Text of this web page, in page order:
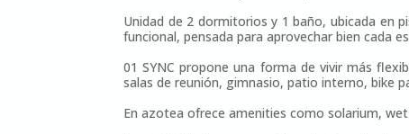
Unidad de 2 dormitorios y 1 baño, ubicada en
funcional, pensada para aprovechar bien cada
01 SYNC propone una forma de vivir más
salas de reunión, gimnasio, patio interno, bike
En azotea ofrece amenities como solarium,